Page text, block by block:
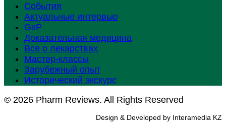
События
Актуальные интервью
GxP
Доказательная медицина
Все о лекарствах
Мастер-классы
Зарубежный опыт
Исторический экскурс
© 2026 Pharm Reviews. All Rights Reserved
Design & Developed by Interamedia KZ